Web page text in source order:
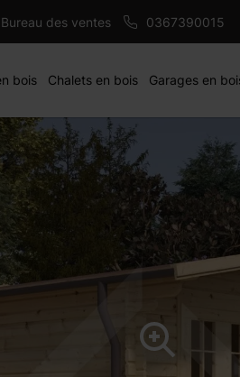
Bureau des ventes 0367390015
bois Chalets en bois Garages en